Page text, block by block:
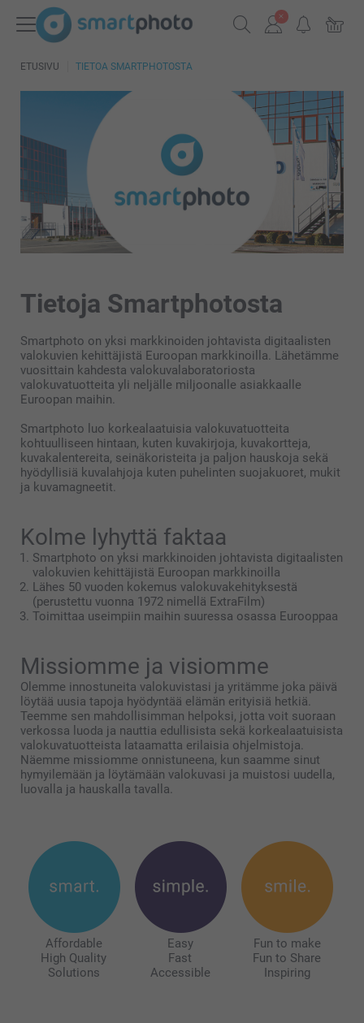
ETUSIVU TIETOA SMARTPHOTOSTA
Tietoja Smartphotosta
Smartphoto on yksi markkinoiden johtavista digitaalisten
valokuvien kehittäjistä Euroopan markkinoilla. Lähetämme
vuosittain kahdesta valokuvalaboratoriosta
valokuvatuotteita yli neljälle miljoonalle asiakkaalle
Euroopan maihin.
Smartphoto luo korkealaatuisia valokuvatuotteita
kohtuulliseen hintaan, kuten kuvakirjoja, kuvakortteja,
kuvakalentereita, seinäkoristeita ja paljon hauskoja sekä
hyödyllisiä kuvalahjoja kuten puhelinten suojakuoret, mukit
ja kuvamagneetit.
Kolme lyhyttä faktaa
Smartphoto on yksi markkinoiden johtavista digitaalisten
valokuvien kehittäjistä Euroopan markkinoilla
Lähes 50 vuoden kokemus valokuvakehityksestä
(perustettu vuonna 1972 nimellä ExtraFilm)
Toimittaa useimpiin maihin suuressa osassa Eurooppaa
Missiomme ja visiomme
Olemme innostuneita valokuvistasi ja yritämme joka päivä
löytää uusia tapoja hyödyntää elämän erityisiä hetkiä.
Teemme sen mahdollisimman helpoksi, jotta voit suoraan
verkossa luoda ja nauttia edullisista sekä korkealaatuisista
valokuvatuotteista lataamatta erilaisia ohjelmistoja.
Näemme missiomme onnistuneena, kun saamme sinut
hymyilemään ja löytämään valokuvasi ja muistosi uudella,
luovalla ja hauskalla tavalla.
Affordable
High Quality
Solutions
Easy
Fast
Accessible
Fun to make
Fun to Share
Inspiring